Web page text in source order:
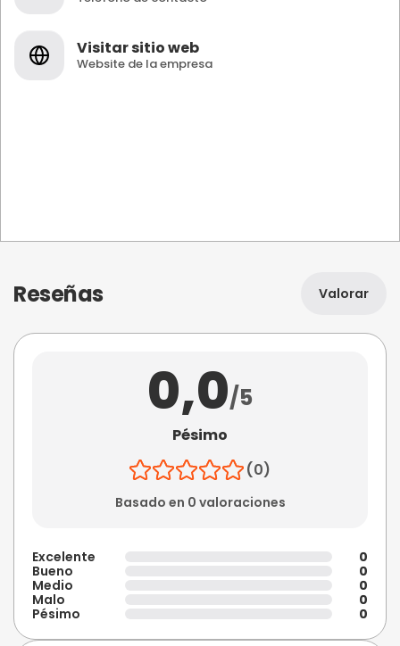
Visitar sitio web
Website de la empresa
Reseñas Valorar
0,0/5
Pésimo
(0)
Basado en 0 valoraciones
Excelente
0
Bueno
0
Medio
0
Malo
0
Pésimo
0